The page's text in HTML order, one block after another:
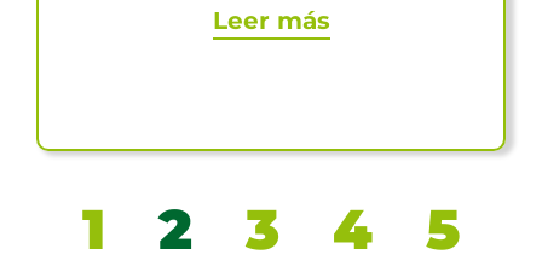
Leer más
1 2 3 4 5